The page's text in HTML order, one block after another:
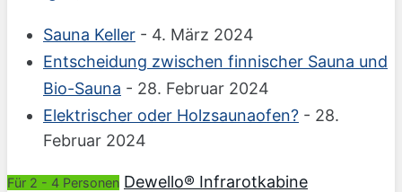
Sauna Keller - 4. März 2024
Entscheidung zwischen finnischer Sauna und
Bio-Sauna - 28. Februar 2024
Elektrischer oder Holzsaunaofen? - 28.
Februar 2024
Für 2 - 4 Personen Dewello® Infrarotkabine